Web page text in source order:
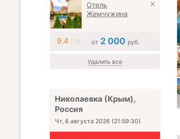
Отель
Жемчужина
9.4/ 10 от 2 000 руб.
Удалить все
Николаевка (Крым),
Россия
Чт, 6 августа 2026 (21:59:32)